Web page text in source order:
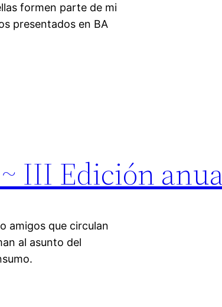
formen parte de mi
presentados en BA
III Edición
amigos que circulan
al asunto del